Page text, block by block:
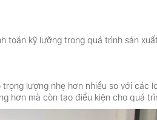
toán kỹ lưỡng trong quá trình sản
lượng nhẹ hơn nhiều so với các
hơn mà còn tạo điều kiện cho quá